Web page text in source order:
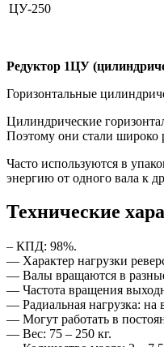
ЦУ-250
Редуктор 1ЦУ
Горизонтальные
Цилиндрические
Поэтому они стали широко
Часто используются в
энергию от одного вала к
Технические
– КПД: 98%.
— Характер нагрузки
— Валы вращаются в
— Частота вращения
— Радиальная нагрузка:
— Могут работать в
— Вес: 75 – 250 кг.